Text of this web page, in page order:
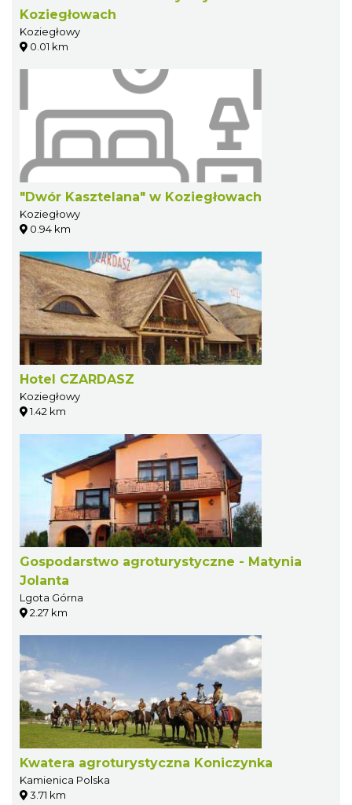
Koziegłowach
Koziegłowy
0.01 km
"Dwór Kasztelana" w Koziegłowach
Koziegłowy
0.94 km
Hotel CZARDASZ
Koziegłowy
1.42 km
Gospodarstwo agroturystyczne - Matynia
Jolanta
Lgota Górna
2.27 km
Kwatera agroturystyczna Koniczynka
Kamienica Polska
3.71 km